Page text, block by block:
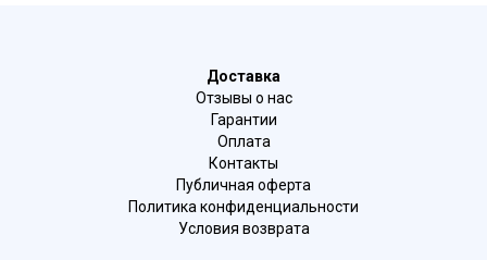
Доставка
Отзывы о нас
Гарантии
Оплата
Контакты
Публичная оферта
Политика конфиденциальности
Условия возврата